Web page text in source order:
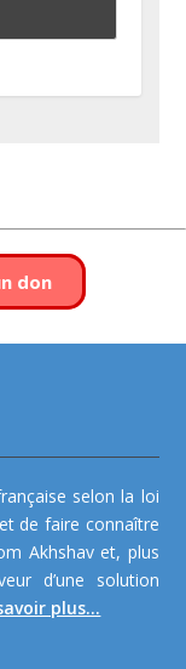
don
selon la loi
de faire connaître
Akhshav et, plus
d’une solution
plus...